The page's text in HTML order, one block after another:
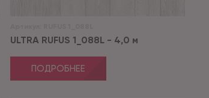
ULTRA RUFUS 1_088L - 4,0 м
ПОДРОБНЕЕ